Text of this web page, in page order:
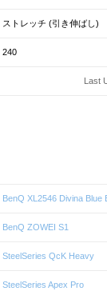
ストレッチ (引き伸ばし)
240
Last
BenQ XL2546 Divina Blue
BenQ ZOWEI S1
SteelSeries QcK Heavy
SteelSeries Apex Pro